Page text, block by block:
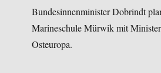
Bundesinnenminister Dobrindt
Marineschule Mürwik mit
Osteuropa.